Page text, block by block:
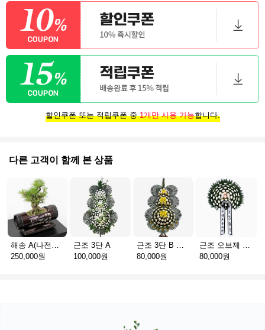
할인쿠폰 또는 적립쿠폰 중1개만 사용 가능합니다.
다른 고객이 함께 본 상품
250,000원
근조 3단 A
100,000원
80,000원
80,000원